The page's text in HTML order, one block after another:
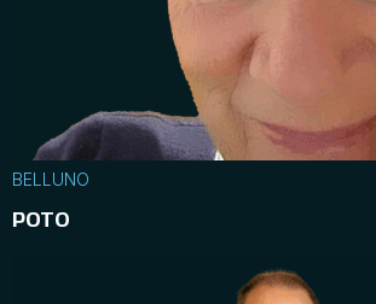
BELLUNO
POTO